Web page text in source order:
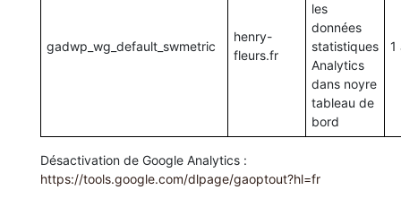
gadwp_wg_default_swmetric
henry-
fleurs.fr
les
données
statistiques
Analytics
dans noyre
tableau de
bord
1
Désactivation de Google Analytics :
https://tools.google.com/dlpage/gaoptout?hl=fr